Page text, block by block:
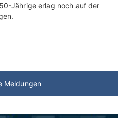
Jährige erlag noch auf der
Meldungen